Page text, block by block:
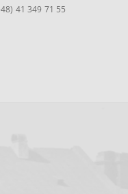
41 349 71 55